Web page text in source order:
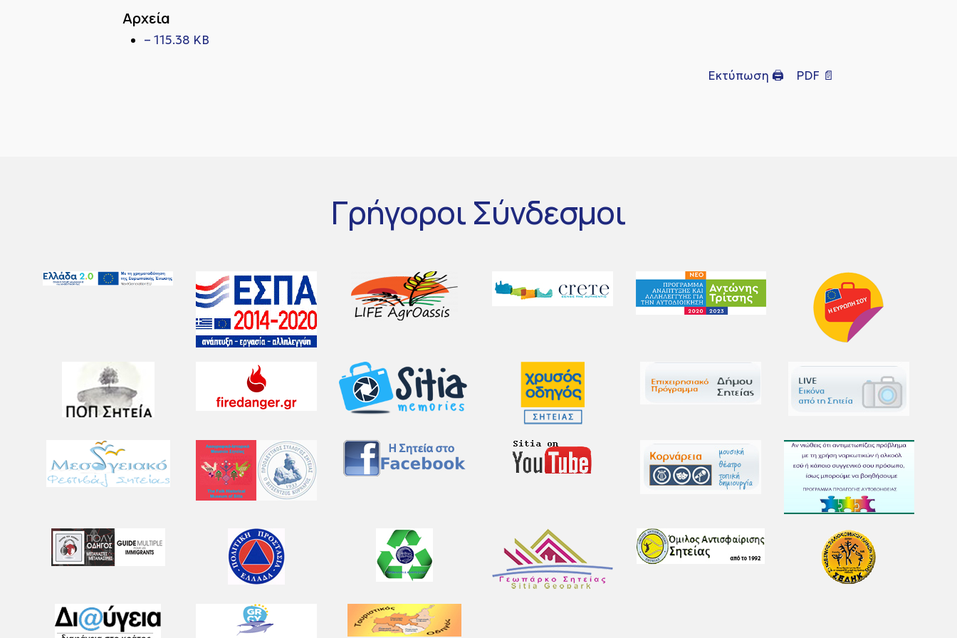
Αρχεία
– 115.38 KB
Εκτύπωση 🖨 PDF 📄
Γρήγοροι Σύνδεσμοι